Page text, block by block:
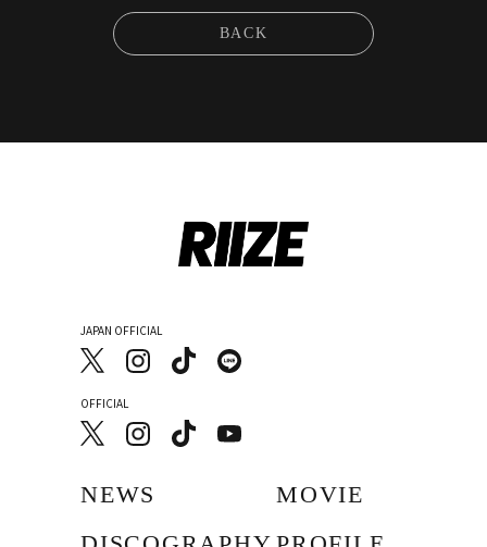
BACK
NEWS
MOVIE
JAPAN OFFICIAL
OFFICIAL